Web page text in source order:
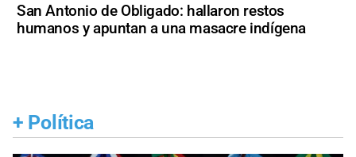
San Antonio de Obligado: hallaron restos
humanos y apuntan a una masacre indígena
+ Política